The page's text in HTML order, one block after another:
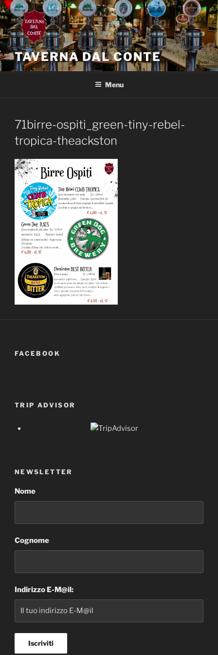
Salta
al
contenuto
TAVERNA DAL CONTE
Menu
71birre-ospiti_green-tiny-rebel-
tropica-theackston
FACEBOOK
TRIP ADVISOR
NEWSLETTER
Nome
Cognome
Indirizzo E-M@il: